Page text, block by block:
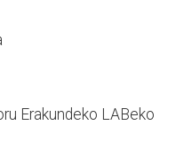
Erakundeko LABeko